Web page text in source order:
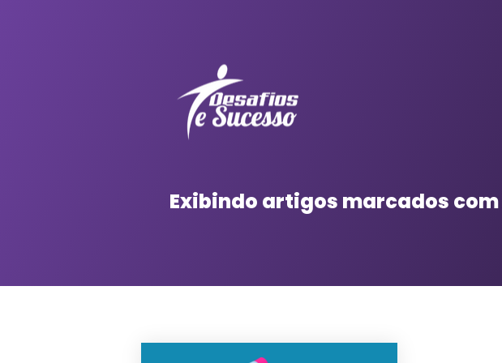
Exibindo artigos marcados com